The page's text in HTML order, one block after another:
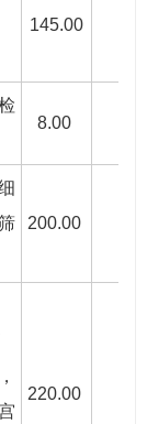
145.00
8.00
200.00
220.00